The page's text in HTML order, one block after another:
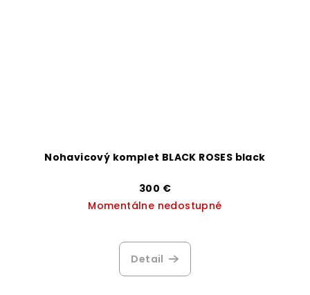
Nohavicový komplet BLACK ROSES black
300 €
Momentálne nedostupné
Detail